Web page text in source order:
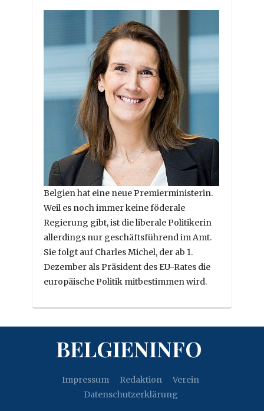
Belgien hat eine neue Premierministerin.
Weil es noch immer keine föderale
Regierung gibt, ist die liberale Politikerin
allerdings nur geschäftsführend im Amt.
Sie folgt auf Charles Michel, der ab 1.
Dezember als Präsident des EU-Rates die
europäische Politik mitbestimmen wird.
BELGIENINFO
Impressum Redaktion
Verein
Datenschutzerklärung